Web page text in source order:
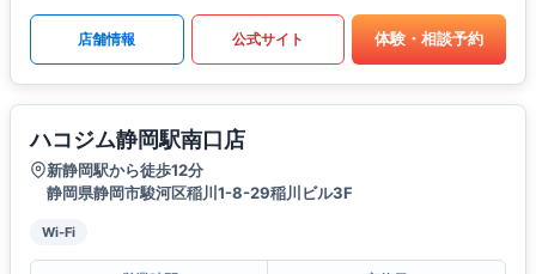
店舗情報 公式サイト 体験・相談予約
ハコジム静岡駅南口店
新静岡駅から徒歩12分
静岡県静岡市駿河区稲川1-8-29稲川ビル3F
Wi-Fi